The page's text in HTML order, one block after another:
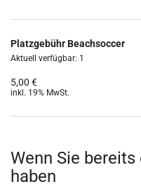
Platzgebühr Beachsoccer
Aktuell verfügbar: 1
5,00 €
inkl. 19% MwSt.
Wenn Sie
haben